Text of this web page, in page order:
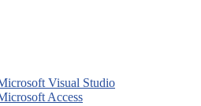
Visual Studio
Access